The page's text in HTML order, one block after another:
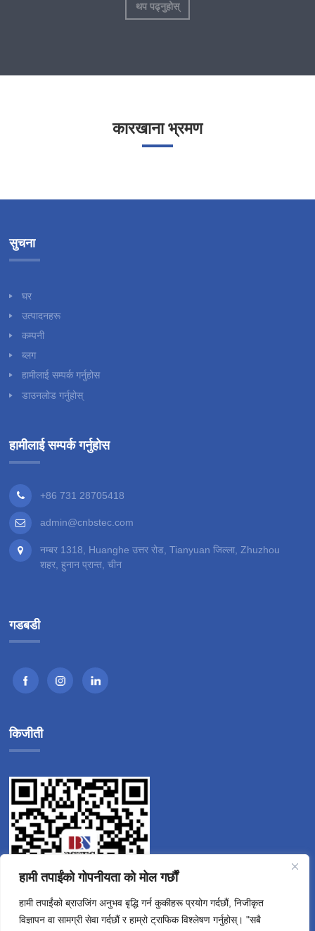
थप पढ्नुहोस्
कारखाना भ्रमण
सुचना
घर
उत्पादनहरू
कम्पनी
ब्लग
हामीलाई सम्पर्क गर्नुहोस
डाउनलोड गर्नुहोस्
हामीलाई सम्पर्क गर्नुहोस
+86 731 28705418
admin@cnbstec.com
नम्बर 1318, Huanghe उत्तर रोड, Tianyuan जिल्ला, Zhuzhou
शहर, हुनान प्रान्त, चीन
गडबडी
किजीती
हामी तपाईंको गोपनीयता को मोल गर्छौं
हामी तपाईंको ब्राउजिंग अनुभव बृद्धि गर्न कुकीहरू प्रयोग गर्दछौं, निजीकृत
विज्ञापन वा सामग्री सेवा गर्दछौं र हाम्रो ट्राफिक विश्लेषण गर्नुहोस्। "सबै